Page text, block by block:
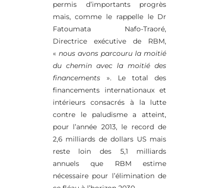
permis d’importants progrès
mais, comme le rappelle le Dr
Fatoumata Nafo-Traoré,
Directrice exécutive de RBM,
« nous avons parcouru la moitié
du chemin avec la moitié des
financements». Le total des
financements internationaux et
intérieurs consacrés à la lutte
contre le paludisme a atteint,
pour l’année 2013, le record de
2,6 milliards de dollars US mais
reste loin des 5,1 milliards
annuels que RBM estime
nécessaire pour l’élimination de